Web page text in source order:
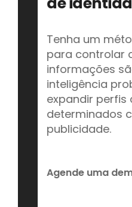
Tenha um
para controlar
informações são
inteligência
expandir perfis
determinados
publicidade.
Agende uma